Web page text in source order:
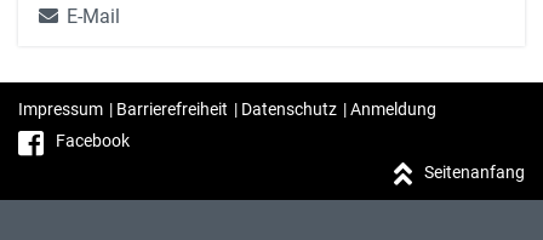
E-Mail
Impressum | Barrierefreiheit | Datenschutz |Anmeldung
Facebook
Seitenanfang